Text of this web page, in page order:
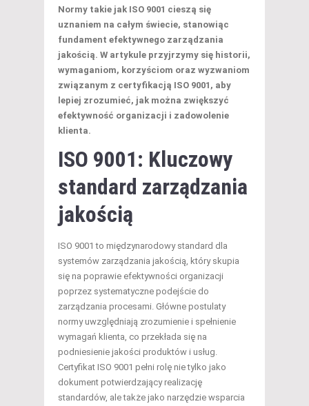
Normy takie jak ISO 9001 cieszą się
uznaniem na całym świecie, stanowiąc
fundament efektywnego zarządzania
jakością. W artykule przyjrzymy się historii,
wymaganiom, korzyściom oraz wyzwaniom
związanym z certyfikacją ISO 9001, aby
lepiej zrozumieć, jak można zwiększyć
efektywność organizacji i zadowolenie
klienta.
ISO 9001: Kluczowy
standard zarządzania
jakością
ISO 9001 to międzynarodowy standard dla
systemów zarządzania jakością, który skupia
się na poprawie efektywności organizacji
poprzez systematyczne podejście do
zarządzania procesami. Główne postulaty
normy uwzględniają zrozumienie i spełnienie
wymagań klienta, co przekłada się na
podniesienie jakości produktów i usług.
Certyfikat ISO 9001 pełni rolę nie tylko jako
dokument potwierdzający realizację
standardów, ale także jako narzędzie wsparcia